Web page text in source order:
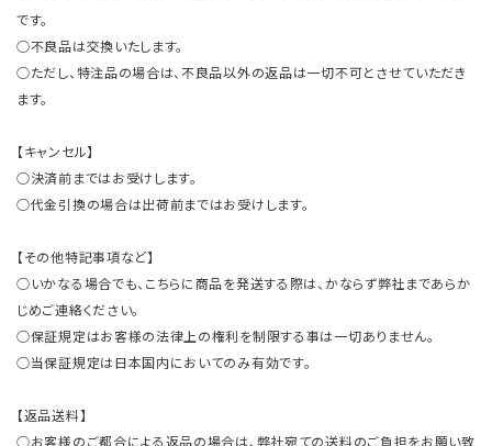
です。
○不良品は交換いたします。
○ただし、特注品の場合は、不良品以外の返品は一切不可とさせていただき
ます。
【キャンセル】
○決済前まではお受けします。
○代金引換の場合は出荷前まではお受けします。
【その他特記事項など】
○いかなる場合でも、こちらに商品を発送する際は、かならず弊社まであらか
じめご連絡ください。
○保証規定はお客様の法律上の権利を制限する事は一切ありません。
○当保証規定は日本国内においてのみ有効です。
【返品送料】
○お客様のご都合による返品の場合は、弊社宛ての送料のご負担をお願い致